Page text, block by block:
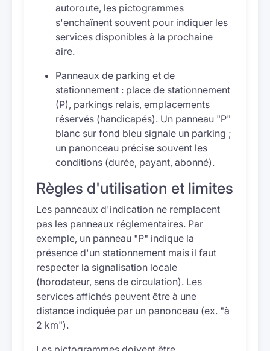
autoroute, les pictogrammes
s'enchaînent souvent pour indiquer les
services disponibles à la prochaine
aire.
Panneaux de parking et de
stationnement : place de stationnement
(P), parkings relais, emplacements
réservés (handicapés). Un panneau "P"
blanc sur fond bleu signale un parking ;
un panonceau précise souvent les
conditions (durée, payant, abonné).
Règles d'utilisation et limites
Les panneaux d'indication ne remplacent
pas les panneaux réglementaires. Par
exemple, un panneau "P" indique la
présence d'un stationnement mais il faut
respecter la signalisation locale
(horodateur, sens de circulation). Les
services affichés peuvent être à une
distance indiquée par un panonceau (ex. "à
2 km").